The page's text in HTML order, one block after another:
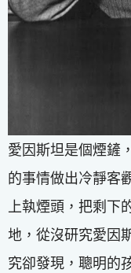
愛因斯坦是個煙鏟
的事情做出冷靜客
上執煙頭，把剩下
地，從沒研究愛因
究卻發現，聰明的